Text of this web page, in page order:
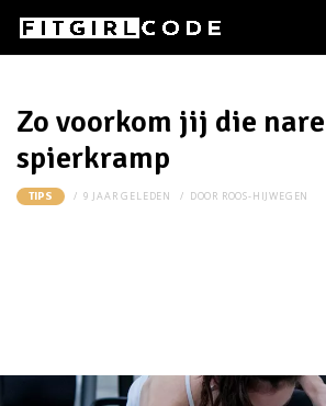
Zo voorkom jij die nare
spierkramp
TIPS 9 JAAR GELEDEN DOOR ROOS-HIJWEGEN